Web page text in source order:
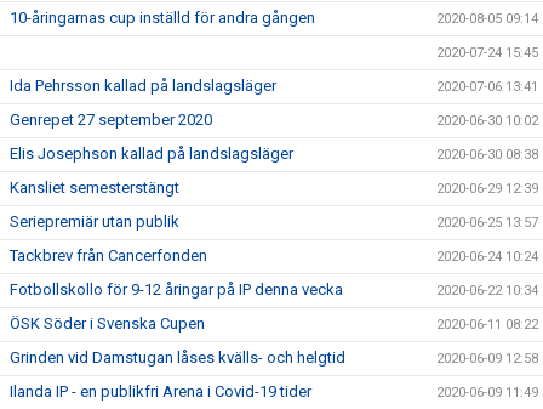
10-åringarnas cup inställd för andra gången 2020-08-05 09:14
2020-07-24 15:45
Ida Pehrsson kallad på landslagsläger 2020-07-06 13:41
Genrepet 27 september 2020 2020-06-30 10:02
Elis Josephson kallad på landslagsläger 2020-06-30 08:38
Kansliet semesterstängt 2020-06-29 12:39
Seriepremiär utan publik 2020-06-25 13:57
Tackbrev från Cancerfonden 2020-06-24 10:24
Fotbollskollo för 9-12 åringar på IP denna vecka 2020-06-22 10:34
ÖSK Söder i Svenska Cupen 2020-06-11 08:22
Grinden vid Damstugan låses kvälls- och helgtid 2020-06-09 12:58
Ilanda IP - en publikfri Arena i Covid-19 tider 2020-06-09 11:49